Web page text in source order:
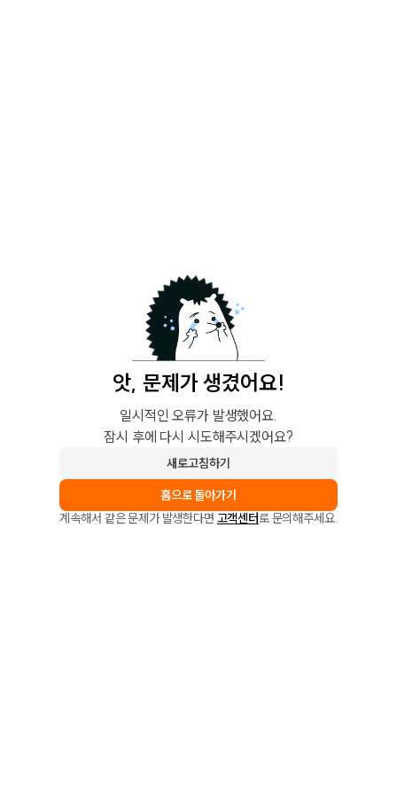
앗, 문제가 생겼어요!
일시적인 오류가 발생했어요.
잠시 후에 다시 시도해주시겠어요?
새로고침하기
홈으로 돌아가기
계속해서 같은 문제가 발생한다면 고객센터로 문의해주세요.